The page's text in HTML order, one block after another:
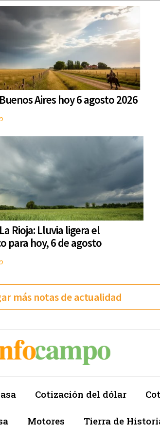
Aires hoy 6 agosto 2026
Rioja: Lluvia ligera el
para hoy, 6 de agosto
más notas de actualidad
Cotización del dólar
Motores Tierra de